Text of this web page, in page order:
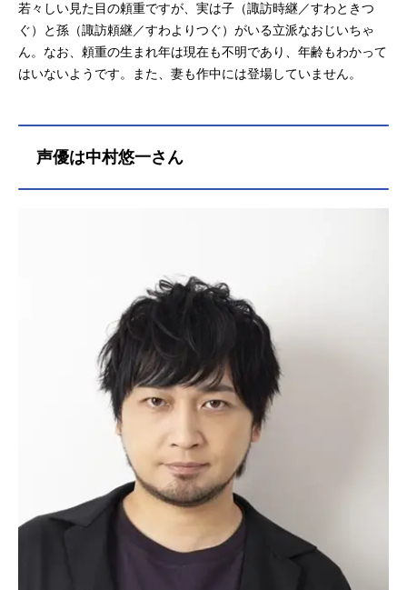
若々しい見た目の頼重ですが、実は子（諏訪時継／すわときつ
ぐ）と孫（諏訪頼継／すわよりつぐ）がいる立派なおじいちゃ
ん。なお、頼重の生まれ年は現在も不明であり、年齢もわかって
はいないようです。また、妻も作中には登場していません。
声優は中村悠一さん